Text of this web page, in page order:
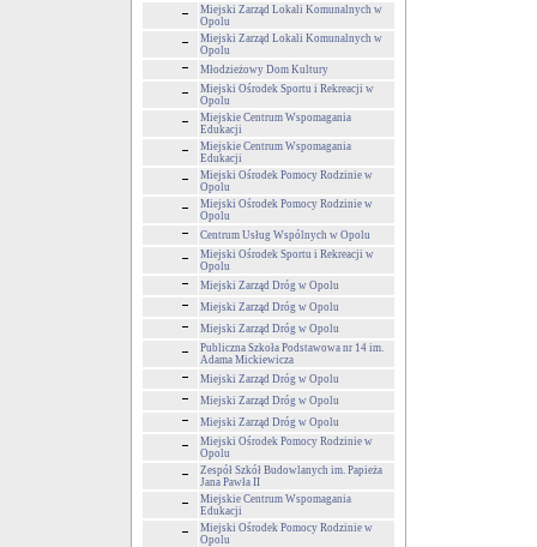
Miejski Zarząd Lokali Komunalnych w
Opolu
Miejski Zarząd Lokali Komunalnych w
Opolu
Młodzieżowy Dom Kultury
Miejski Ośrodek Sportu i Rekreacji w
Opolu
Miejskie Centrum Wspomagania
Edukacji
Miejskie Centrum Wspomagania
Edukacji
Miejski Ośrodek Pomocy Rodzinie w
Opolu
Miejski Ośrodek Pomocy Rodzinie w
Opolu
Centrum Usług Wspólnych w Opolu
Miejski Ośrodek Sportu i Rekreacji w
Opolu
Miejski Zarząd Dróg w Opolu
Miejski Zarząd Dróg w Opolu
Miejski Zarząd Dróg w Opolu
Publiczna Szkoła Podstawowa nr 14 im.
Adama Mickiewicza
Miejski Zarząd Dróg w Opolu
Miejski Zarząd Dróg w Opolu
Miejski Zarząd Dróg w Opolu
Miejski Ośrodek Pomocy Rodzinie w
Opolu
Zespół Szkół Budowlanych im. Papieża
Jana Pawła II
Miejskie Centrum Wspomagania
Edukacji
Miejski Ośrodek Pomocy Rodzinie w
Opolu